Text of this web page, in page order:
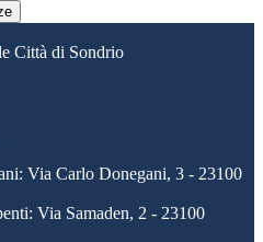
Città di Sondrio
Via Carlo Donegani, 3 - 23100
Via Samaden, 2 - 23100